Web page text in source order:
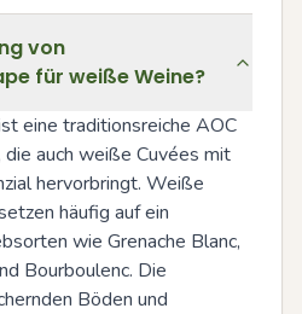
von
für weiße Weine?
eine traditionsreiche AOC
die auch weiße Cuvées mit
hervorbringt. Weiße
häufig auf ein
wie Grenache Blanc,
Bourboulenc. Die
Böden und